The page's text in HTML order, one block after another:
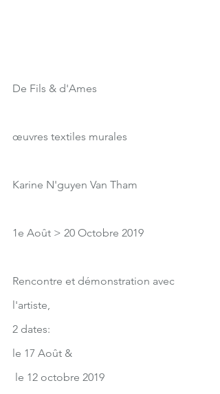
De Fils & d'Ames
œuvres textiles murales
Karine N'guyen Van Tham
1e Août > 20 Octobre 2019
Rencontre et démonstration avec
l'artiste,
2 dates:
le 17 Août &
le 12 octobre 2019